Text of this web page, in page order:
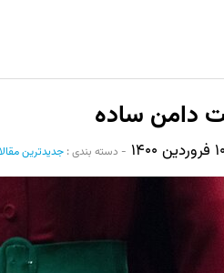
دامن ساده
- دسته بندی : جدیدترین